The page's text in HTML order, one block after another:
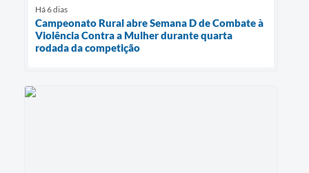
Há 6 dias
Campeonato Rural abre Semana D de Combate à
Violência Contra a Mulher durante quarta
rodada da competição